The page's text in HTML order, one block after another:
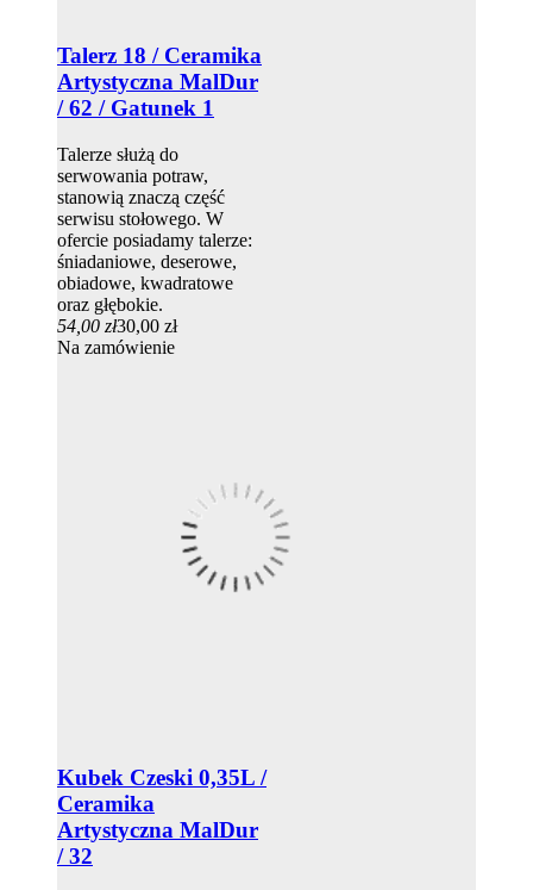
Talerz 18 / Ceramika
Artystyczna MalDur
/ 62 / Gatunek 1
Talerze służą do
serwowania potraw,
stanowią znaczą część
serwisu stołowego. W
ofercie posiadamy talerze:
śniadaniowe, deserowe,
obiadowe, kwadratowe
oraz głębokie.
54,00 zł30,00 zł
Na zamówienie
Kubek Czeski 0,35L /
Ceramika
Artystyczna MalDur
/ 32